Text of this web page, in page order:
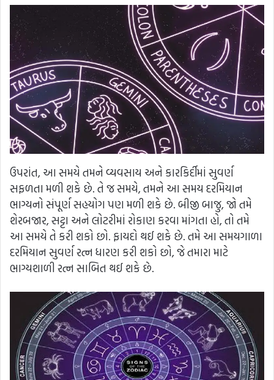
ઉપરાંત, આ સમયે તમને વ્યવસાય અને કારકિર્દીમાં સુવર્ણ
સફળતા મળી શકે છે. તે જ સમયે, તમને આ સમય દરમિયાન
ભાગ્યનો સંપૂર્ણ સહયોગ પણ મળી શકે છે. બીજી બાજુ, જો તમે
શેરબજાર, સટ્ટા અને લોટરીમાં રોકાણ કરવા માંગતા હો, તો તમે
આ સમયે તે કરી શકો છો. ફાયદો થઈ શકે છે. તમે આ સમયગાળા
દરમિયાન સુવર્ણ રત્ન ધારણ કરી શકો છો, જે તમારા માટે
ભાગ્યશાળી રત્ન સાબિત થઈ શકે છે.